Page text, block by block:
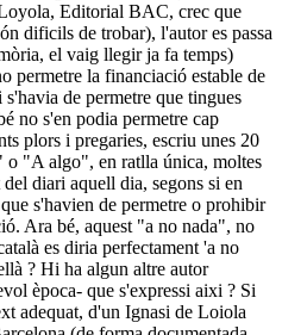
Editorial BAC, crec que
dificils de trobar), l'autor es passa
el vaig llegir ja fa temps)
permetre la financiació estable de
de permetre que tingues
no s'en podia permetre cap
plors i pregaries, escriu unes 20
o "A algo", en ratlla única, moltes
diari aquell dia, segons si en
s'havien de permetre o prohibir
Ara bé, aquest "a no nada", no
es diria perfectament 'a no
? Hi ha algun altre autor
època- que s'expressi aixi ? Si
adequat, d'un Ignasi de Loiola